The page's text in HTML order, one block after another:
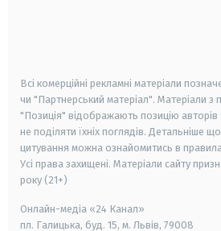
Всі комерційні рекламні матеріали
чи "Партнерський матеріал". Матеріали з
"Позиція" відображають позицію авторів
не поділяти їхніх поглядів. Детальніше
цитування можна ознайомитись в
Усі права захищені. Матеріали сайту
року (21+)
Онлайн-медіа «24 Канал»
пл. Галицька, буд. 15, м. Львів, 79008